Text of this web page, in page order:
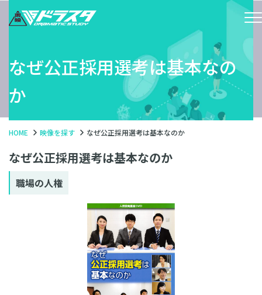
なぜ公正採用選考は基本なの
か
HOME 映像を探す なぜ公正採用選考は基本なのか
なぜ公正採用選考は基本なのか
職場の人権